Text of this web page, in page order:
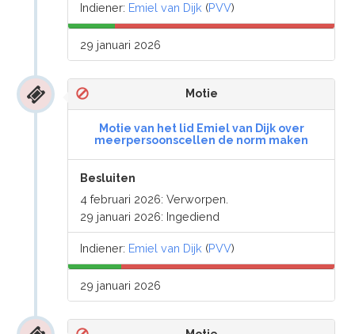
Indiener: Emiel van Dijk (PVV)
29 januari 2026
Motie
Motie van het lid Emiel van Dijk over
meerpersoonscellen de norm maken
Besluiten
4 februari 2026: Verworpen.
29 januari 2026: Ingediend
Indiener: Emiel van Dijk (PVV)
29 januari 2026